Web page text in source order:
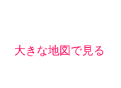
大きな地図で見る